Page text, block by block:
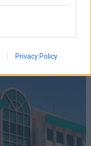
Privacy Policy